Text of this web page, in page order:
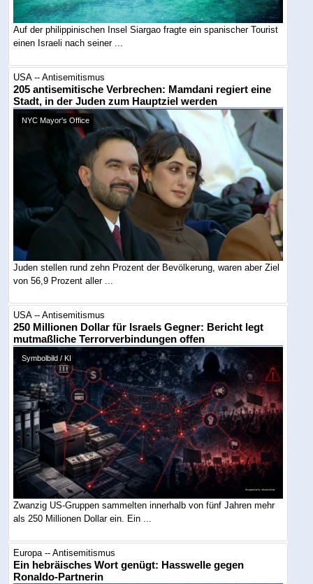
Auf der philippinischen Insel Siargao fragte ein spanischer Tourist
einen Israeli nach seiner ...
USA -- Antisemitismus
205 antisemitische Verbrechen: Mamdani regiert eine
Stadt, in der Juden zum Hauptziel werden
NYC Mayor's Office
Juden stellen rund zehn Prozent der Bevölkerung, waren aber Ziel
von 56,9 Prozent aller ...
USA -- Antisemitismus
250 Millionen Dollar für Israels Gegner: Bericht legt
mutmaßliche Terrorverbindungen offen
Symbolbild / KI
Zwanzig US-Gruppen sammelten innerhalb von fünf Jahren mehr
als 250 Millionen Dollar ein. Ein ...
Europa -- Antisemitismus
Ein hebräisches Wort genügt: Hasswelle gegen
Ronaldo-Partnerin